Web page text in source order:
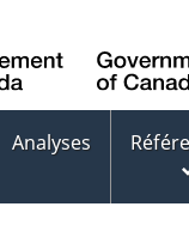
Analyses